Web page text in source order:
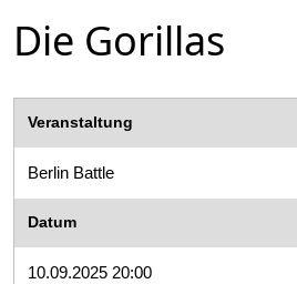
Die Gorillas
Veranstaltung
Berlin Battle
Datum
10.09.2025 20:00